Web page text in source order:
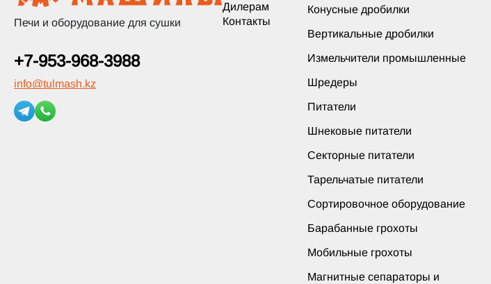
Печи и оборудование для сушки
+7-953-968-3988
info@tulmash.kz
Дилерам
Контакты
Конусные дробилки
Вертикальные дробилки
Измельчители промышленные
Шредеры
Питатели
Шнековые питатели
Секторные питатели
Тарельчатые питатели
Сортировочное оборудование
Барабанные грохоты
Мобильные грохоты
Магнитные сепараторы и